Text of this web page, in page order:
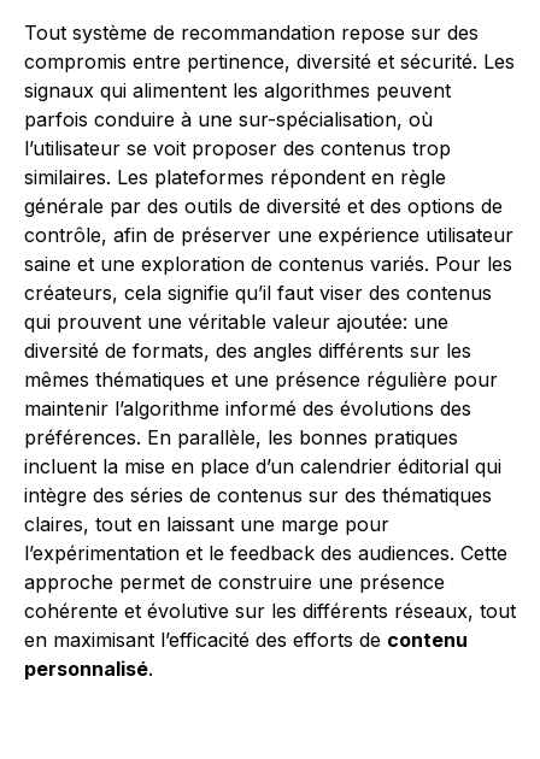
Tout système de recommandation repose sur des
compromis entre pertinence, diversité et sécurité. Les
signaux qui alimentent les algorithmes peuvent
parfois conduire à une sur-spécialisation, où
l’utilisateur se voit proposer des contenus trop
similaires. Les plateformes répondent en règle
générale par des outils de diversité et des options de
contrôle, afin de préserver une expérience utilisateur
saine et une exploration de contenus variés. Pour les
créateurs, cela signifie qu’il faut viser des contenus
qui prouvent une véritable valeur ajoutée: une
diversité de formats, des angles différents sur les
mêmes thématiques et une présence régulière pour
maintenir l’algorithme informé des évolutions des
préférences. En parallèle, les bonnes pratiques
incluent la mise en place d’un calendrier éditorial qui
intègre des séries de contenus sur des thématiques
claires, tout en laissant une marge pour
l’expérimentation et le feedback des audiences. Cette
approche permet de construire une présence
cohérente et évolutive sur les différents réseaux, tout
en maximisant l’efficacité des efforts de contenu
personnalisé.